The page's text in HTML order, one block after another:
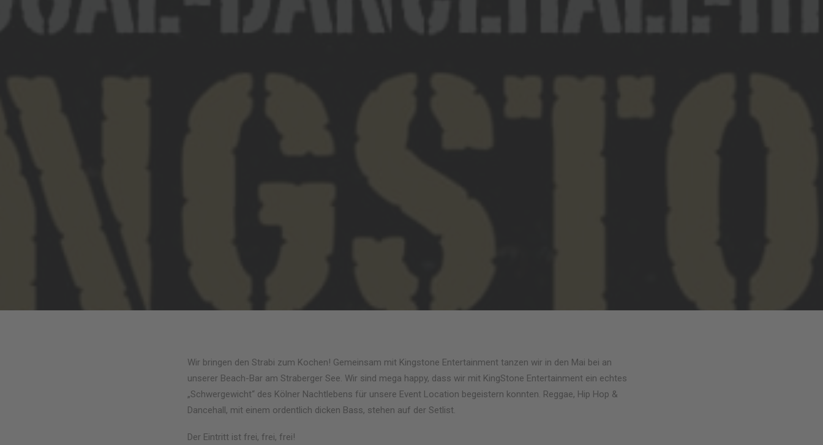
Wir bringen den Strabi zum Kochen! Gemeinsam mit Kingstone Entertainment tanzen wir in den Mai bei an
unserer Beach-Bar am Straberger See. Wir sind mega happy, dass wir mit KingStone Entertainment ein echtes
„Schwergewicht“ des Kölner Nachtlebens für unsere Event Location begeistern konnten. Reggae, Hip Hop &
Dancehall, mit einem ordentlich dicken Bass, stehen auf der Setlist.
Der Eintritt ist frei, frei, frei!